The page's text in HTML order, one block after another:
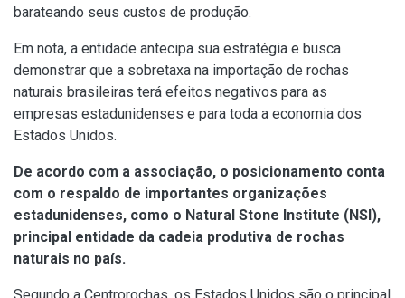
barateando seus custos de produção.
Em nota, a entidade antecipa sua estratégia e busca
demonstrar que a sobretaxa na importação de rochas
naturais brasileiras terá efeitos negativos para as
empresas estadunidenses e para toda a economia dos
Estados Unidos.
De acordo com a associação, o posicionamento conta
com o respaldo de importantes organizações
estadunidenses, como o Natural Stone Institute (NSI),
principal entidade da cadeia produtiva de rochas
naturais no país.